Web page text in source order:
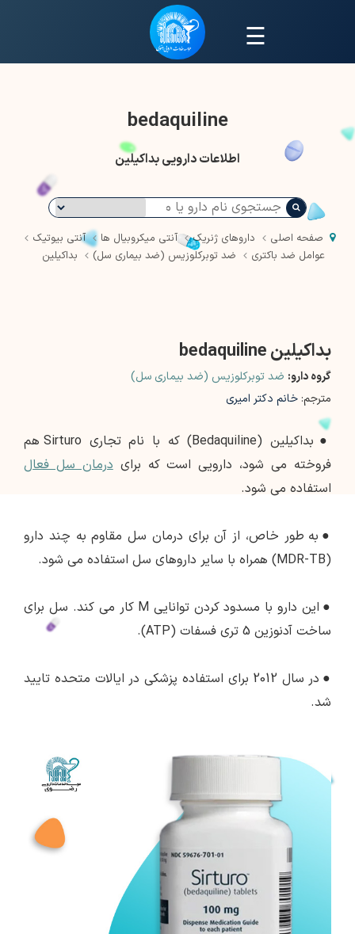
☰
bedaquiline
اطلاعات دارویی بداکیلین
صفحه اصلی داروهای ژنریک آنتی میکروبیال ها
آنتی بیوتیک
عوامل ضد باکتری
ضد توبرکلوزیس (ضد بیماری سل) بداکیلین
بداکیلین bedaquiline
گروه دارو: ضد توبرکلوزیس (ضد بیماری سل)
مترجم: خانم دکتر امیری
●
بداکیلین (Bedaquiline) که با نام تجاری Sirturo هم
فروخته می شود، دارویی است که برایدرمان سل فعال
استفاده می شود.
● به طور خاص، از آن برای درمان سل مقاوم به چند دارو
(MDR-TB) همراه با سایر داروهای سل استفاده می شود.
●
این دارو با مسدود کردن توانایی M کار می کند. سل برای
ساخت آدنوزین 5 تری فسفات (ATP).
●
در سال 2012 برای استفاده پزشکی در ایالات متحده تایید
شد.